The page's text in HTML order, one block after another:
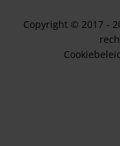
Copyright © 2017 -